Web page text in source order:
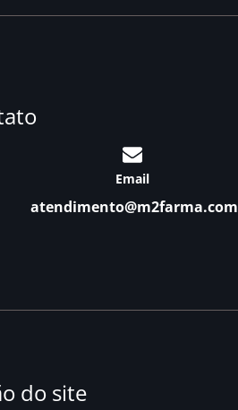
Email
atendimento@m2farma.com
do site